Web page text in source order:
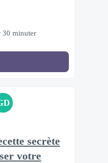
30 minuter
secrète
votre